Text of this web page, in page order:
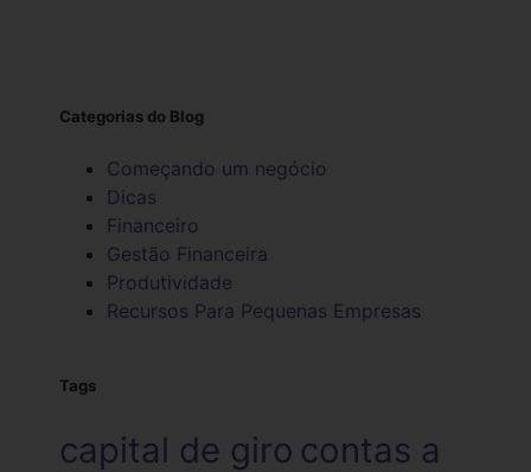
Categorias do Blog
Começando um negócio
Dicas
Financeiro
Gestão Financeira
Produtividade
Recursos Para Pequenas Empresas
Tags
capital de giro contas a